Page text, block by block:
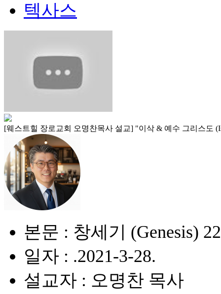
텍사스
[웨스트힐 장로교회 오명찬목사 설교] "이삭 & 예수 그리스도
본문 : 창세기 (Genesis)
일자 : .2021-3-28.
설교자 : 오명찬 목사